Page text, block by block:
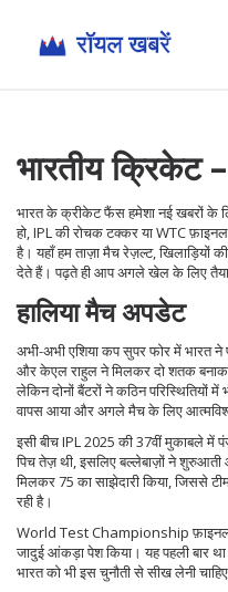
भारतीय क्रिकेट
भारत के क्रीकेट फैंस हमेशा नई खबरों के
हो, IPL की रोचक टक्कर या WTC फ़ाइनल
है। यहाँ हम ताज़ा मैच रेज़ल्ट, खिलाड़ियों
देते हैं। पढ़ते ही आप अगले खेल के लिए
हालिया मैच अपडेट
अभी-अभी एशिया कप सुपर फोर में भारत ने
और केएल राहुल ने मिलकर दो शतक
लेकिन दोनों बैंटरों ने कठिन परिस्थितियों
वापस आया और अगले मैच के लिए
इसी बीच IPL 2025 की 37वीं मुकाबले में
पिच तेज़ थी, इसलिए बल्लेबाज़ों ने शुरुआती
मिलकर 75 का साझेदारी किया, जिससे
रही है।
World Test Championship
जादुई आंकड़ा पेश किया। यह पहली बार
भारत को भी इस चुनौती से सीख लेनी